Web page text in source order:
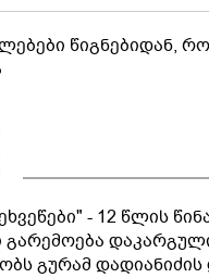
წიგნებიდან,
- 12 წლის
გურამ